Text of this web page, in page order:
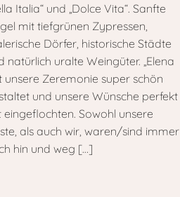
Italia“ und „Dolce Vita“. Sanfte
mit tiefgrünen Zypressen,
Dörfer, historische Städte
natürlich uralte Weingüter. „Elena
unsere Zeremonie super schön
und unsere Wünsche perfekt
eingeflochten. Sowohl unsere
als auch wir, waren/sind immer
hin und weg […]